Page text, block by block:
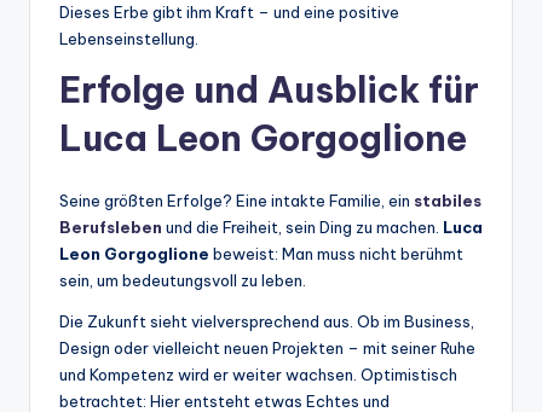
Dieses Erbe gibt ihm Kraft – und eine positive
Lebenseinstellung.
Erfolge und Ausblick für
Luca Leon Gorgoglione
Seine größten Erfolge? Eine intakte Familie, ein stabiles
Berufsleben und die Freiheit, sein Ding zu machen. Luca
Leon Gorgoglione beweist: Man muss nicht berühmt
sein, um bedeutungsvoll zu leben.
Die Zukunft sieht vielversprechend aus. Ob im Business,
Design oder vielleicht neuen Projekten – mit seiner Ruhe
und Kompetenz wird er weiter wachsen. Optimistisch
betrachtet: Hier entsteht etwas Echtes und